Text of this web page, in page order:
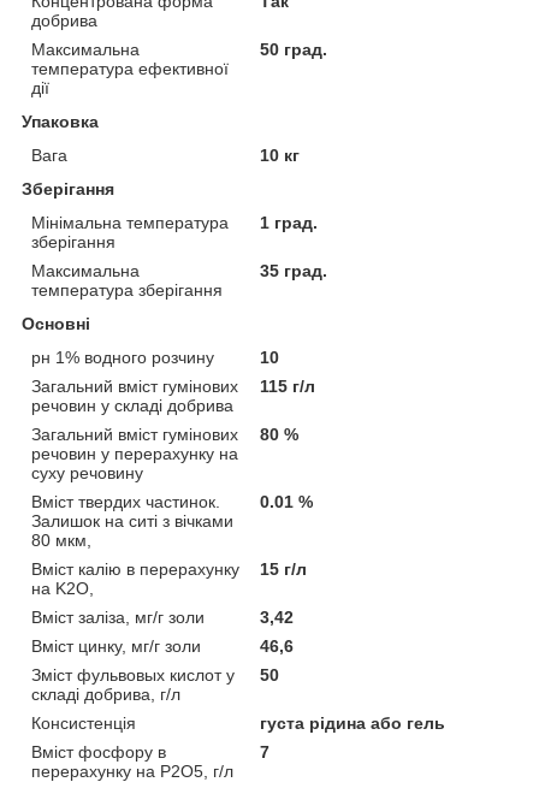
добрива
Максимальна
температура ефективної
дії
50 град.
Упаковка
Вага
10 кг
Зберігання
Мінімальна температура
зберігання
1 град.
Максимальна
температура зберігання
35 град.
Основні
рн 1% водного розчину
10
Загальний вміст гумінових
речовин у складі добрива
115 г/л
Загальний вміст гумінових
речовин у перерахунку на
суху речовину
80 %
Вміст твердих частинок.
Залишок на ситі з вічками
80 мкм,
0.01 %
Вміст калію в перерахунку
на K2O,
15 г/л
Вміст заліза, мг/г золи
3,42
Вміст цинку, мг/г золи
46,6
Зміст фульвовых кислот у
складі добрива, г/л
50
Консистенція
густа рідина або гель
Вміст фосфору в
перерахунку на P2O5, г/л
7